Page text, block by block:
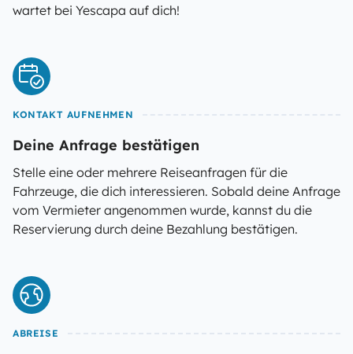
wartet bei Yescapa auf dich!
KONTAKT AUFNEHMEN
Deine Anfrage bestätigen
Stelle eine oder mehrere Reiseanfragen für die
Fahrzeuge, die dich interessieren. Sobald deine Anfrage
vom Vermieter angenommen wurde, kannst du die
Reservierung durch deine Bezahlung bestätigen.
ABREISE